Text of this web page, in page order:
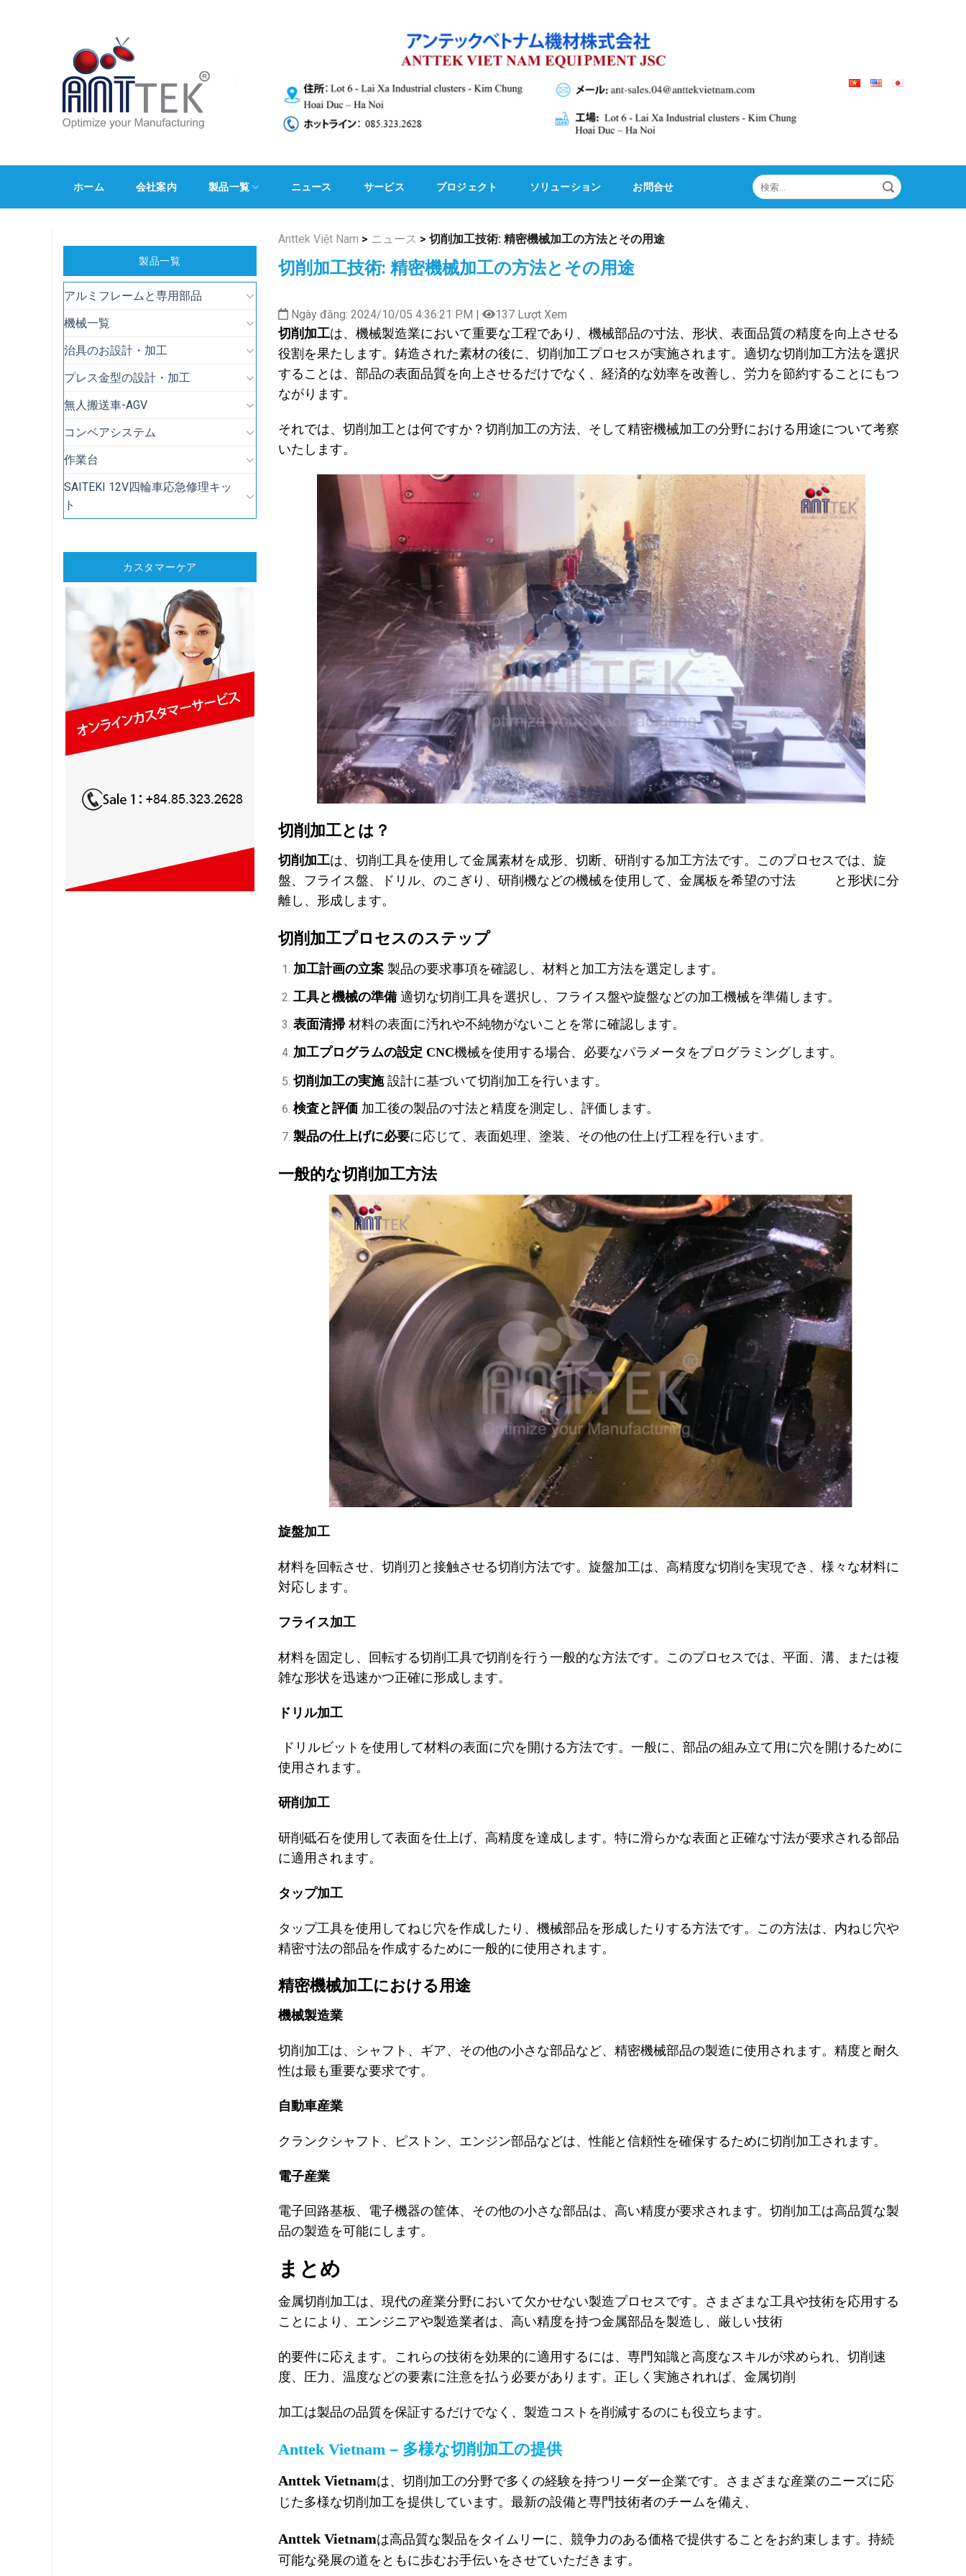
ホーム 会社案内 製品一覧 ニュース サービス プロジェクト ソリューション お問合せ
検
索
対
製品一覧
アルミフレームと専用部品
機械一覧
治具のお設計・加工
プレス金型の設計・加工
無人搬送車-AGV
コンベアシステム
作業台
SAITEKI 12V四輪車応急修理キッ
ト
カスタマーケア
Anttek Việt Nam > ニュース > 切削加工技術: 精密機械加工の方法とその用途
切削加工技術: 精密機械加工の方法とその用途
Ngày đăng: 2024/10/05 4:36:21 PM | 137 Lượt Xem
切削加工は、機械製造業において重要な工程であり、機械部品の寸法、形状、表面品質の精度を向上させる
役割 を果たします。 鋳造された素材の後に、切削加工プロセスが実施されます。適切な切削加工方法を選択
することは、部品の表面品質を向上させるだけでなく、経済的な効率を改善し、労力を節約することにもつ
ながります。
それでは、切削加工とは何ですか？切削加工の方法、そして精密機械加工の分野における用途について考察
いたします。
切削加工とは？
切削加工は、切削工具を使用して金属素材を成形、切断、研削する加工方法です。このプロセスでは、旋
盤、フライス盤、ドリル、のこぎり、研削機などの機械を使用して、金属板を希望の寸法
と形状に分
離し、形成します。
切削加工プロセスのステップ
加工計画の立案製品の要求事項を確認し、材料と加工方法を選定します。
工具と機械の準備適切な切削工具を選択し、フライス盤や旋盤などの加工機械を準備します。
表面清掃材料の表面に汚れや不純物がないことを常に確認します。
加工プログラムの設定 CNC機械を使用する場合、必要なパラメータをプログラミングします。
切削加工の実施設計に基づいて切削加工を行います。
検査と評価加工後の製品の寸法と精度を測定し、評価します。
製品の仕上げに必要に応じて、表面処理、塗装、その他の仕上げ工程を行います。
一般的な切削加工方法
旋盤加工
材料を回転させ、切削刃と接触させる切削方法です。旋盤加工は、高精度な切削を実現でき、様々な材料に
対応します。
フライス加工
材料を固定し、回転する切削工具で切削を行う一般的な方法です。このプロセスでは、平面、溝、または複
雑な形状を迅速かつ正確に形成します。
ドリル加工
ドリルビットを使用して材料の表面に穴を開ける方法です。一般に、部品の組み立て用に穴を開けるために
使用されます。
研削加工
研削砥石を使用して表面を仕上げ、高精度を達成します。特に滑らかな表面と正確な寸法が要求される部品
に適用されます。
タップ加工
タップ工具を使用してねじ穴を作成したり、機械部品を形成したりする方法です。この方法は、内ねじ穴や
精密寸法の部品を作成するために一般的に使用されます。
精密機械加工における用途
機械製造業
切削加工は、シャフト、ギア、その他の小さな部品など、精密機械部品の製造に使用されます。精度と耐久
性は最も重要な要求です。
自動車産業
クランクシャフト、ピストン、エンジン部品などは、性能と信頼性を確保するために切削加工されます。
電子産業
電子回路基板、電子機器の筐体、その他の小さな部品は、高い精度が要求されます。切削加工は高品質な製
品の製造を可能にします。
まとめ
金属切削加工は、現代の産業分野において欠かせない製造プロセスです。さまざまな工具や技術を応用する
ことにより、エンジニアや製造業者は、高い精度を持つ金属部品を製造し、厳しい技術
的要件に応えます。これらの技術を効果的に適用するには、専門知識と高度なスキルが求められ、切削速
度、圧力、温度などの要素に注意を払う必要があります。正しく実施されれば、金属切削
加工は製品の品質を保証するだけでなく、製造コストを削減するのにも役立ちます。
Anttek Vietnam – 多様な切削加工の提供
Anttek Vietnamは、切削加工の分野で多くの経験を持つリーダー企業です。さまざまな産業のニーズに応
じた多様な切削加工を提供しています。最新の設備と専門技術者のチームを備え、
Anttek Vietnamは高品質な製品をタイムリーに、競争力のある価格で提供することをお約束します。持続
可能な発展の道をともに歩むお手伝いをさせていただきます。